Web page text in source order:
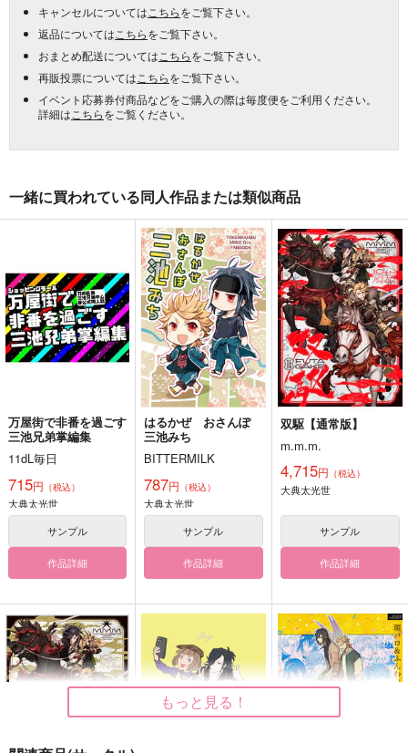
キャンセルについては こちらをご覧下さい。
返品については こちらをご覧下さい。
おまとめ配送については こちらをご覧下さい。
再販投票については こちらをご覧下さい。
イベント応募券付商品などをご購入の際は毎度便をご利用ください。
詳細は こちらをご覧ください。
一緒に買われている同人作品または類似商品
万屋街で非番を過ごす
三池兄弟掌編集
11dL毎日
715円 （税込）
大典太光世
サンプル
作品詳細
はるかぜ おさんぽ
三池みち
BITTERMILK
787円 （税込）
大典太光世
サンプル
作品詳細
双駆【通常版】
m.m.m.
4,715円 （税込）
大典太光世
サンプル
作品詳細
もっと見る！